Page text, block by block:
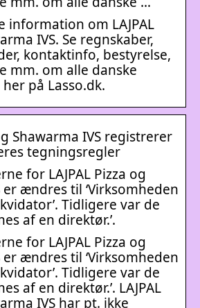
information om LAJPAL
IVS. Se regnskaber,
kontaktinfo, bestyrelse,
mm. om alle danske
på Lasso.dk.
Shawarma IVS registrerer
tegningsregler
for LAJPAL Pizza og
er ændres til ‘Virksomheden
Tidligere var de
af en direktør.’.
for LAJPAL Pizza og
er ændres til ‘Virksomheden
Tidligere var de
af en direktør.’. LAJPAL
IVS har pt. ikke